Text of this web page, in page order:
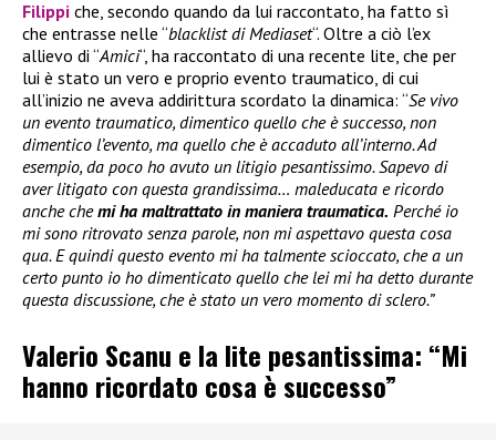
Filippi che, secondo quando da lui raccontato, ha fatto sì
che entrasse nelle “blacklist di Mediaset“. Oltre a ciò l’ex
allievo di “Amici“, ha raccontato di una recente lite, che per
lui è stato un vero e proprio evento traumatico, di cui
all’inizio ne aveva addirittura scordato la dinamica: “Se vivo
un evento traumatico, dimentico quello che è successo, non
dimentico l’evento, ma quello che è accaduto all’interno. Ad
esempio, da poco ho avuto un litigio pesantissimo. Sapevo di
aver litigato con questa grandissima… maleducata e ricordo
anche chemi ha maltrattato in maniera traumatica. Perché io
mi sono ritrovato senza parole, non mi aspettavo questa cosa
qua. E quindi questo evento mi ha talmente scioccato, che a un
certo punto io ho dimenticato quello che lei mi ha detto durante
questa discussione, che è stato un vero momento di sclero.”
Valerio Scanu e la lite pesantissima: “Mi
hanno ricordato cosa è successo”